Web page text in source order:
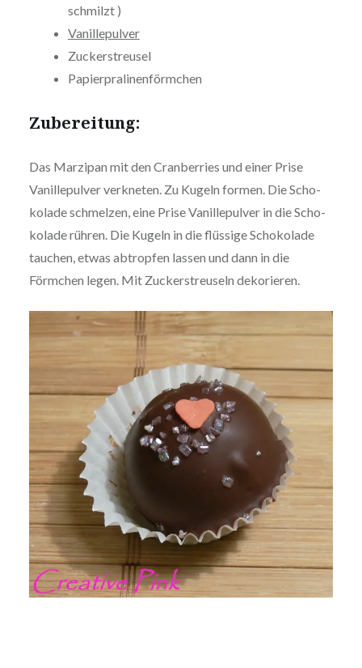
schmilzt )
Vanil­le­pul­ver
Zucker­streu­sel
Papier­pra­li­nen­förm­chen
Zube­rei­tung:
Das Marzipan mit den Cran­ber­ries und einer Prise
Vanil­le­pul­ver verkneten. Zu Kugeln formen. Die Scho­
ko­la­de schmelzen, eine Prise Vanil­le­pul­ver in die Scho­
ko­la­de rühren. Die Kugeln in die flüssige Scho­ko­la­de
tauchen, etwas abtropfen lassen und dann in die
Förmchen legen. Mit Zucker­streu­seln dekorieren.